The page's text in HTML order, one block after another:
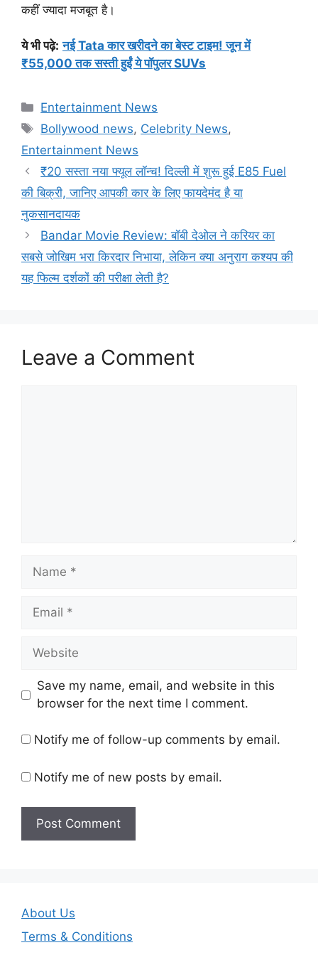
कहीं ज्यादा मजबूत है।
ये भी पढ़े: नई Tata कार खरीदने का बेस्ट टाइम! जून में
₹55,000 तक सस्ती हुईं ये पॉपुलर SUVs
Categories
Entertainment News
Tags
Bollywood news, Celebrity News,
Entertainment News
₹20 सस्ता नया फ्यूल लॉन्च! दिल्ली में शुरू हुई E85 Fuel
की बिक्री, जानिए आपकी कार के लिए फायदेमंद है या
नुकसानदायक
Bandar Movie Review: बॉबी देओल ने करियर का
सबसे जोखिम भरा किरदार निभाया, लेकिन क्या अनुराग कश्यप की
यह फिल्म दर्शकों की परीक्षा लेती है?
Leave a Comment
Name
Email
Website
Save my name, email, and website in this
browser for the next time I comment.
Notify me of follow-up comments by email.
Notify me of new posts by email.
About Us
Terms & Conditions